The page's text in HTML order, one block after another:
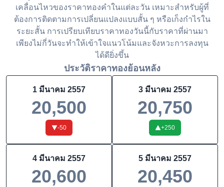
เคลื่อนไหวของราคาทองคำในแต่ละวัน เหมาะสำหรับผู้ที่
ต้องการติดตามการเปลี่ยนแปลงแบบสั้น ๆ หรือเก็งกำไรใน
ระยะสั้น การเปรียบเทียบราคาทองวันนี้กับราคาที่ผ่านมา
เพียงไม่กี่วันจะทำให้เข้าใจแนวโน้มและจังหวะการลงทุน
ได้ดียิ่งขึ้น
ประวัติราคาทองย้อนหลัง
1 มีนาคม 2557
20,500
-50
3 มีนาคม 2557
20,750
+250
4 มีนาคม 2557
20,600
5 มีนาคม 2557
20,450